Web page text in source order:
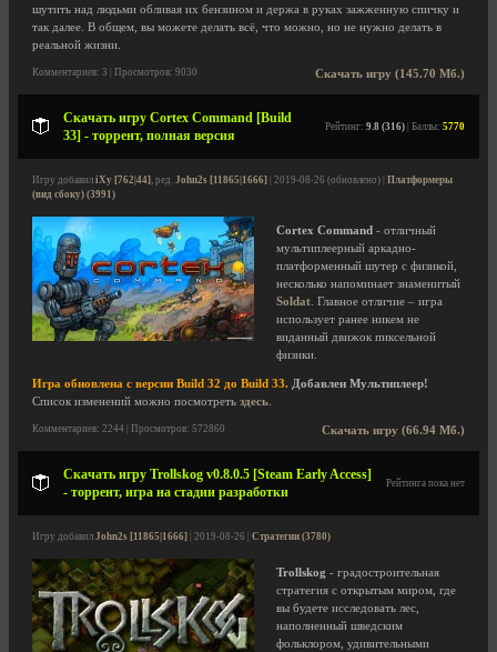
шутить над людьми обливая их бензином и держа в руках зажженную спичку и
так далее. В общем, вы можете делать всё, что можно, но не нужно делать в
реальной жизни.
Скачать игру (145.70 Мб.)
Комментариев: 3 | Просмотров: 9030
Скачать игру Cortex Command [Build
33] - торрент, полная версия
Рейтинг: 9.8 (316) | Баллы: 5770
Игру добавил iXy [762|44], ред. John2s [11865|1666] | 2019-08-26 (обновлено) | Платформеры
(вид сбоку) (3991)
Cortex Command - отличный
мультиплеерный аркадно-
платформенный шутер с физикой,
несколько напоминает знаменитый
Soldat . Главное отличие – игра
использует ранее никем не
виданный движок пиксельной
физики.
Игра обновлена с версии Build 32 до Build 33. Добавлен Мультиплеер!
Список изменений можно посмотреть здесь
Скачать игру (66.94 Мб.)
Комментариев: 2244 | Просмотров: 572860
Скачать игру Trollskog v0.8.0.5 [Steam Early Access]
- торрент, игра на стадии разработки
Рейтинга пока нет
Игру добавил John2s [11865|1666] | 2019-08-26 | Стратегии (3780)
Trollskog - градостроительная
стратегия с открытым миром, где
вы будете исследовать лес,
наполненный шведским
фольклором, удивительными